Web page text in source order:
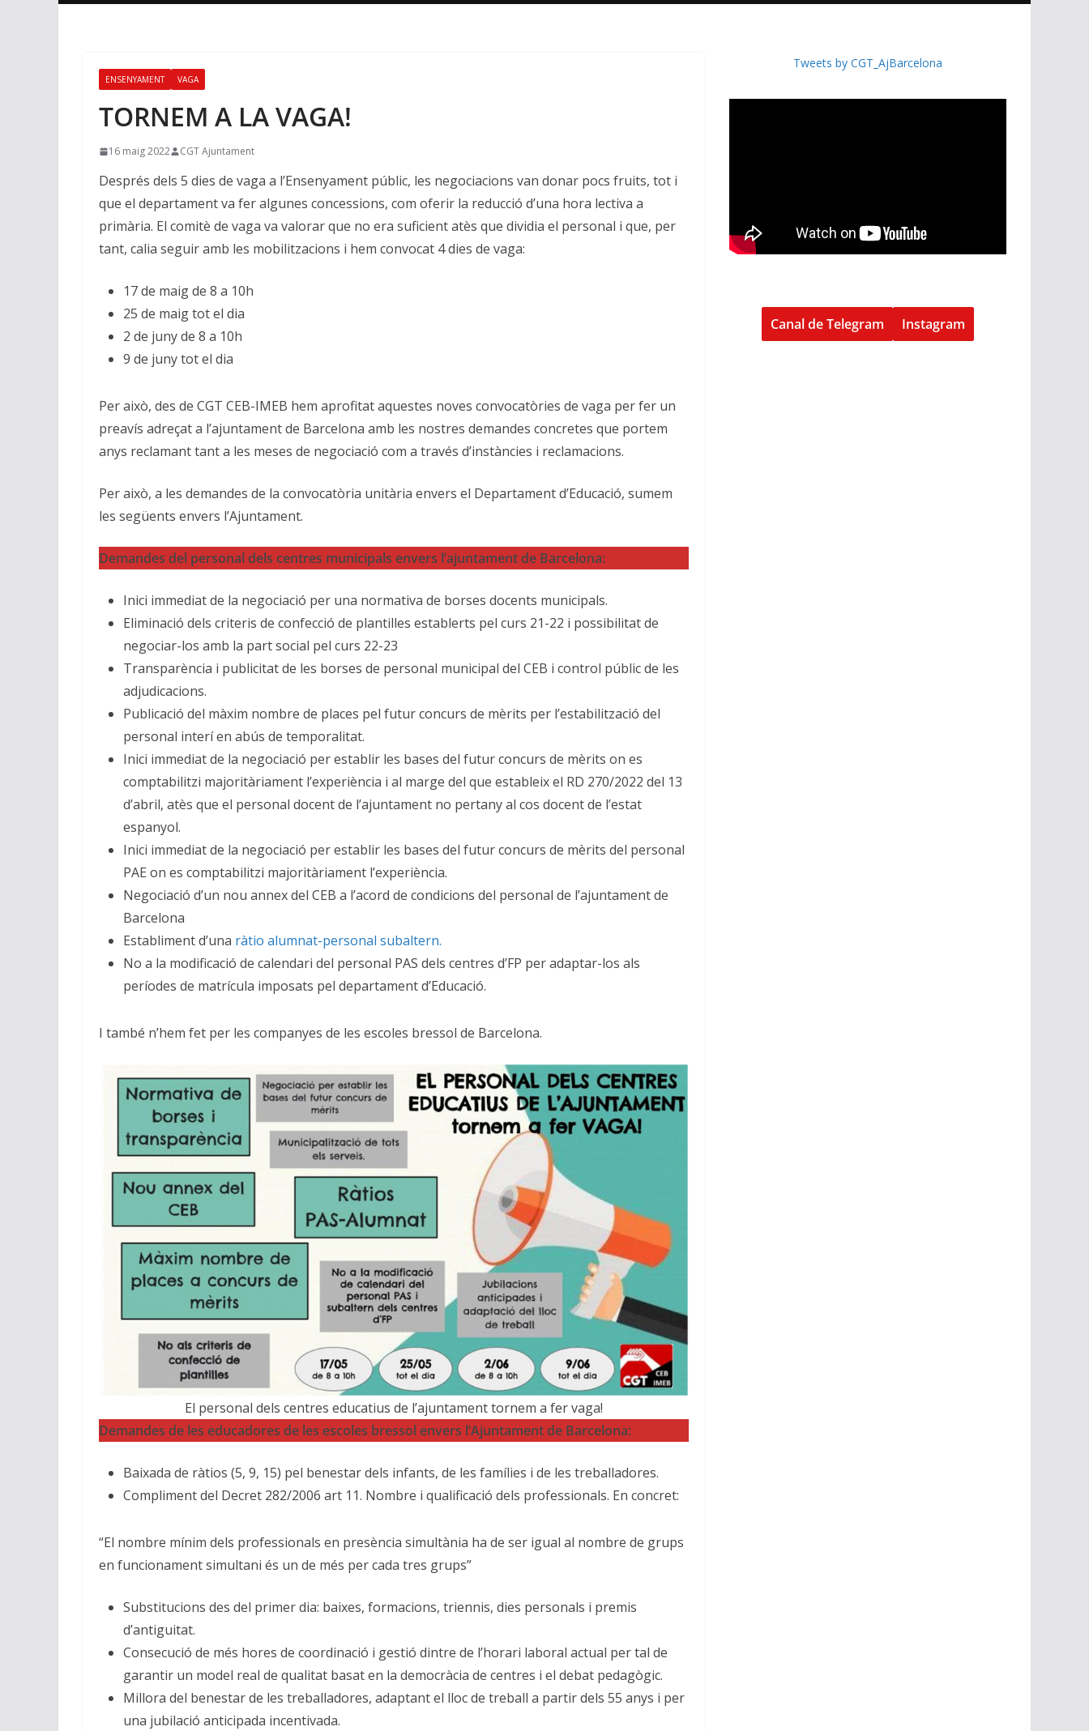
ENSENYAMENT VAGA
TORNEM A LA VAGA!
16 maig 2022 CGT Ajuntament
Després dels 5 dies de vaga a l’Ensenyament públic, les negociacions van donar pocs fruits, tot i
que el departament va fer algunes concessions, com oferir la reducció d’una hora lectiva a
primària. El comitè de vaga va valorar que no era suficient atès que dividia el personal i que, per
tant, calia seguir amb les mobilitzacions i hem convocat 4 dies de vaga:
17 de maig de 8 a 10h
25 de maig tot el dia
2 de juny de 8 a 10h
9 de juny tot el dia
Per això, des de CGT CEB-IMEB hem aprofitat aquestes noves convocatòries de vaga per fer un
preavís adreçat a l’ajuntament de Barcelona amb les nostres demandes concretes que portem
anys reclamant tant a les meses de negociació com a través d’instàncies i reclamacions.
Per això, a les demandes de la convocatòria unitària envers el Departament d’Educació, sumem
les següents envers l’Ajuntament.
Demandes del personal dels centres municipals envers l’ajuntament de Barcelona:
Inici immediat de la negociació per una normativa de borses docents municipals.
Eliminació dels criteris de confecció de plantilles establerts pel curs 21-22 i possibilitat de
negociar-los amb la part social pel curs 22-23
Transparència i publicitat de les borses de personal municipal del CEB i control públic de les
adjudicacions.
Publicació del màxim nombre de places pel futur concurs de mèrits per l’estabilització del
personal interí en abús de temporalitat.
Inici immediat de la negociació per establir les bases del futur concurs de mèrits on es
comptabilitzi majoritàriament l’experiència i al marge del que estableix el RD 270/2022 del 13
d’abril, atès que el personal docent de l’ajuntament no pertany al cos docent de l’estat
espanyol.
Inici immediat de la negociació per establir les bases del futur concurs de mèrits del personal
PAE on es comptabilitzi majoritàriament l’experiència.
Negociació d’un nou annex del CEB a l’acord de condicions del personal de l’ajuntament de
Barcelona
Establiment d’una ràtio alumnat-personal subaltern.
No a la modificació de calendari del personal PAS dels centres d’FP per adaptar-los als
períodes de matrícula imposats pel departament d’Educació.
I també n’hem fet per les companyes de les escoles bressol de Barcelona.
El personal dels centres educatius de l’ajuntament tornem a fer vaga!
Demandes de les educadores de les escoles bressol envers l’Ajuntament de Barcelona:
Baixada de ràtios (5, 9, 15) pel benestar dels infants, de les famílies i de les treballadores.
Compliment del Decret 282/2006 art 11. Nombre i qualificació dels professionals. En concret:
“El nombre mínim dels professionals en presència simultània ha de ser igual al nombre de grups
en funcionament simultani és un de més per cada tres grups”
Substitucions des del primer dia: baixes, formacions, triennis, dies personals i premis
d’antiguitat.
Consecució de més hores de coordinació i gestió dintre de l’horari laboral actual per tal de
garantir un model real de qualitat basat en la democràcia de centres i el debat pedagògic.
Millora del benestar de les treballadores, adaptant el lloc de treball a partir dels 55 anys i per
una jubilació anticipada incentivada.
Tweets by CGT_AjBarcelona
Canal de Telegram Instagram